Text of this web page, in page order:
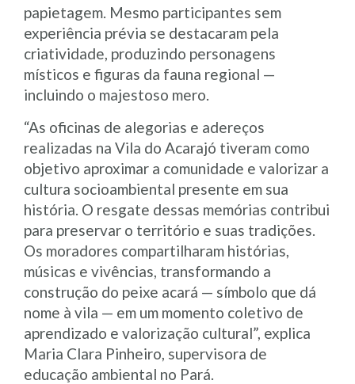
papietagem. Mesmo participantes sem
experiência prévia se destacaram pela
criatividade, produzindo personagens
místicos e figuras da fauna regional —
incluindo o majestoso mero.
“As oficinas de alegorias e adereços
realizadas na Vila do Acarajó tiveram como
objetivo aproximar a comunidade e valorizar a
cultura socioambiental presente em sua
história. O resgate dessas memórias contribui
para preservar o território e suas tradições.
Os moradores compartilharam histórias,
músicas e vivências, transformando a
construção do peixe acará — símbolo que dá
nome à vila — em um momento coletivo de
aprendizado e valorização cultural”, explica
Maria Clara Pinheiro, supervisora de
educação ambiental no Pará.